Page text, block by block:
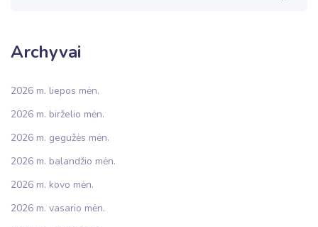
Archyvai
2026 m. liepos mėn.
2026 m. birželio mėn.
2026 m. gegužės mėn.
2026 m. balandžio mėn.
2026 m. kovo mėn.
2026 m. vasario mėn.